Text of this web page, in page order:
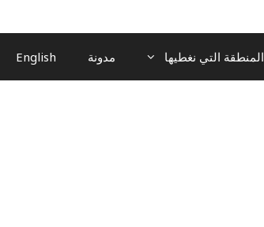
المنطقة التي نغطيها مدونة English